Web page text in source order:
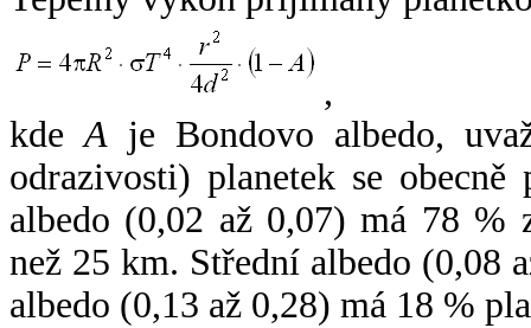
,
kdeA je Bondovo albedo,
odrazivosti) planetek se
albedo (0,02 až 0,07) má 78 %
než 25 km. Střední albedo (0,08
albedo (0,13 až 0,28) má 18 %